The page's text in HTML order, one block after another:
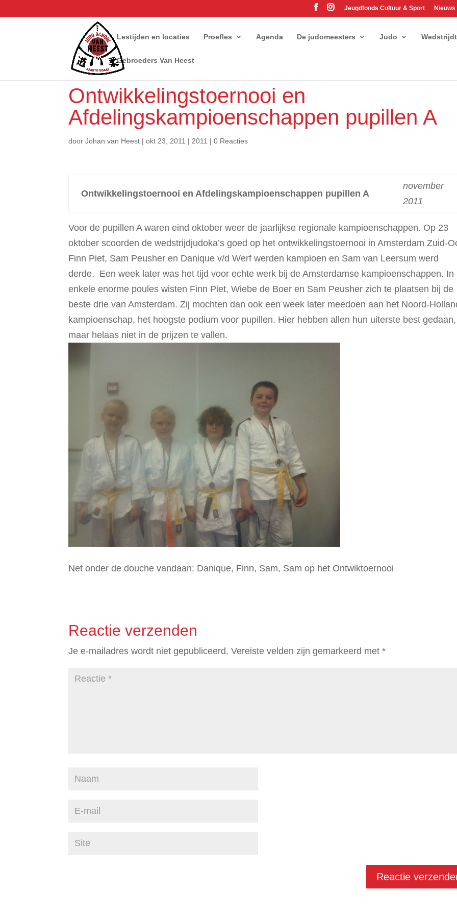
Jeugdfonds Cultuur & Sport Nieuws
Lestijden en locaties Proefles Agenda De judomeesters Judo
Gebroeders Van Heest
Ontwikkelingstoernooi en
Afdelingskampioenschappen pupillen A
doorJohan van Heest |okt 23, 2011 | 2011 |0 Reacties
Ontwikkelingstoernooi en Afdelingskampioenschappen pupillen A
november
2011
Voor de pupillen A waren eind oktober weer de jaarlijkse regionale kampioenschappen. Op 23
oktober scoorden de wedstrijdjudoka’s goed op het ontwikkelingstoernooi in Amsterdam Zuid-
Finn Piet, Sam Peusher en Danique v/d Werf werden kampioen en Sam van Leersum werd
derde. Een week later was het tijd voor echte werk bij de Amsterdamse kampioenschappen. In
enkele enorme poules wisten Finn Piet, Wiebe de Boer en Sam Peusher zich te plaatsen bij de
beste drie van Amsterdam. Zij mochten dan ook een week later meedoen aan het Noord-
kampioenschap, het hoogste podium voor pupillen. Hier hebben allen hun uiterste best gedaan,
maar helaas niet in de prijzen te vallen.
Net onder de douche vandaan: Danique, Finn, Sam, Sam op het Ontwiktoernooi
Reactie verzenden
Je e-mailadres wordt niet gepubliceerd. Vereiste velden zijn gemarkeerd met*